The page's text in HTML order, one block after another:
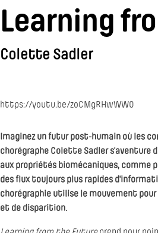
Learning
Colette Sadler
https://youtu.be/zoCMgRHwWW0
Imaginez un futur post-humain où les
chorégraphe Colette Sadler
aux propriétés biomécaniques, comme
des flux toujours plus rapides
chorégraphie utilise le mouvement
et de disparition.